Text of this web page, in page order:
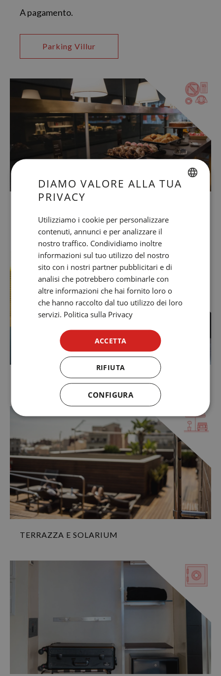
A pagamento.
Parking Villur
Dalle 7:30 alla 10:30
ACCESSO WI-FI GRATUITO
TERRAZZA E SOLARIUM
FRENCH
ITALIAN
RUSSIAN
DIAMO VALORE ALLA TUA
PRIVACY
Utilizziamo i cookie per personalizzare
contenuti, annunci e per analizzare il
nostro traffico. Condividiamo inoltre
informazioni sul tuo utilizzo del nostro
sito con i nostri partner pubblicitari e di
analisi che potrebbero combinarle con
altre informazioni che hai fornito loro o
che hanno raccolto dal tuo utilizzo dei loro
servizi. Politica sulla Privacy
ACCETTA
RIFIUTA
CONFIGURA